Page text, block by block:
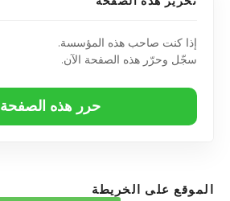
إذا كنت صاحب هذه المؤسسة.
سجّل وحرّر هذه الصفحة الآن.
حرر هذه الصفحة
الموقع على الخريطة